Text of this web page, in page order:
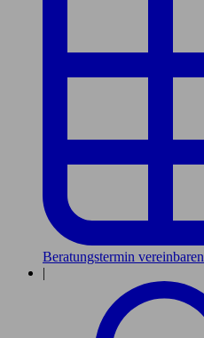
Beratungstermin vereinbaren
|